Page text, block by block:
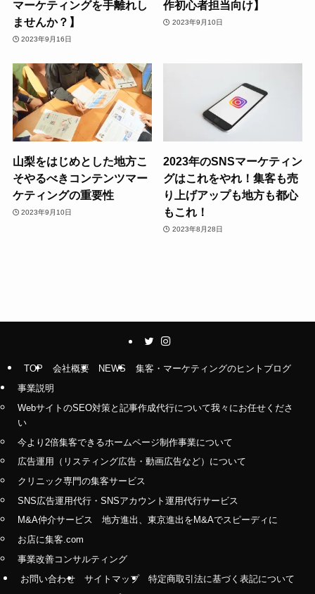
マーケティングを手離れし
ませんか？】
2023年9月16日
作初心者担当向け】
2023年9月10日
山梨をはじめとした地方こ
そやるべきコンテンツマー
ケティングの重要性
2023年9月10日
2023年のSNSマーケティン
グはこれをやれ！集客も売
り上げアップも地方も都心
もこれ！
2023年8月28日
TOP 会社概要 NEWS
集客・マーケティングのヒントブログ
事業説明
WebサイトのSEO対策と記事作成代行について我々にお任せくださ
い
今より2倍集客できるホームページ制作事業について
広告運用（リスティング広告・動画広告など）について
クリニック専門の集客サービス
SNS広告運用代行・SNSアカウント運用代行サービス
M&A仲介サービス 地方進出、東京進出をM&Aでスピーディに
お店に集客.com
事業改善コンサルティング
お問い合わせ
サイトマップ
特定商取引法に基づく表記について